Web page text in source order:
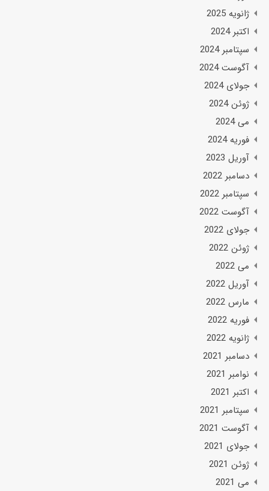
ژانویه 2025
اکتبر 2024
سپتامبر 2024
آگوست 2024
جولای 2024
ژوئن 2024
می 2024
فوریه 2024
آوریل 2023
دسامبر 2022
سپتامبر 2022
آگوست 2022
جولای 2022
ژوئن 2022
می 2022
آوریل 2022
مارس 2022
فوریه 2022
ژانویه 2022
دسامبر 2021
نوامبر 2021
اکتبر 2021
سپتامبر 2021
آگوست 2021
جولای 2021
ژوئن 2021
می 2021